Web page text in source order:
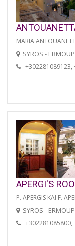
MARIA
SYROS -
+302281089123,
APERGI'S
P. APERGIS KAI F.
SYROS -
+302281085800,